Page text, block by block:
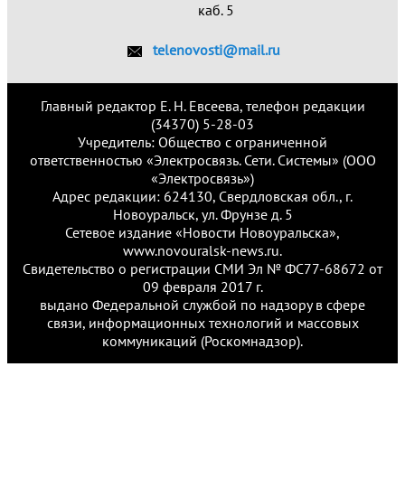
каб. 5
telenovosti@mail.ru
Главный редактор Е. Н. Евсеева, телефон редакции
(34370) 5-28-03
Учредитель: Общество с ограниченной
ответственностью «Электросвязь. Сети. Системы» (ООО
«Электросвязь»)
Адрес редакции: 624130, Свердловская обл., г.
Новоуральск, ул. Фрунзе д. 5
Сетевое издание «Новости Новоуральска»,
www.novouralsk-news.ru.
Свидетельство о регистрации СМИ Эл № ФС77-68672 от
09 февраля 2017 г.
выдано Федеральной службой по надзору в сфере
связи, информационных технологий и массовых
коммуникаций (Роскомнадзор).